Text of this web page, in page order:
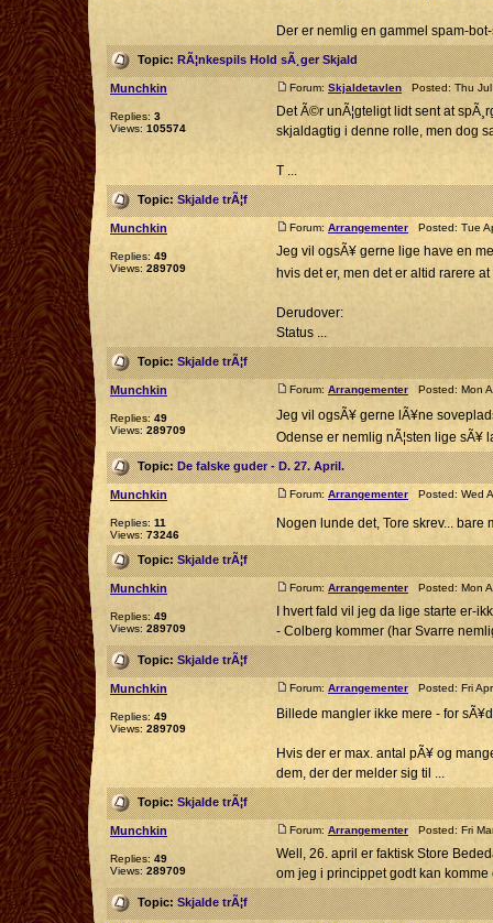
Der er nemlig en gammel spam-
Topic:RÃ¦nkespils Hold sÃ¸ger Skjald
Munchkin
Replies: 3
Views: 105574
Forum: Skjaldetavlen Posted: Thu
Det Ã©r unÃ¦gteligt lidt sent at
skjaldagtig i denne rolle, men dog
T ...
Topic:Skjalde trÃ¦f
Munchkin
Replies: 49
Views: 289709
Forum: Arrangementer Posted: Tue
Jeg vil ogsÃ¥ gerne lige have en
hvis det er, men det er altid rarere
Derudover:
Status ...
Topic:Skjalde trÃ¦f
Munchkin
Replies: 49
Views: 289709
Forum: Arrangementer Posted: Mon
Jeg vil ogsÃ¥ gerne lÃ¥ne
Odense er nemlig nÃ¦sten lige
Topic:De falske guder - D. 27. April.
Munchkin
Replies: 11
Views: 73246
Forum: Arrangementer Posted: Wed
Nogen lunde det, Tore skrev...
Topic:Skjalde trÃ¦f
Munchkin
Replies: 49
Views: 289709
Forum: Arrangementer Posted: Mon
I hvert fald vil jeg da lige starte er-
- Colberg kommer (har Svarre
Topic:Skjalde trÃ¦f
Munchkin
Replies: 49
Views: 289709
Forum: Arrangementer Posted: Fri
Billede mangler ikke mere - for
Hvis der er max. antal pÃ¥ og
dem, der der melder sig til ...
Topic:Skjalde trÃ¦f
Munchkin
Replies: 49
Views: 289709
Forum: Arrangementer Posted: Fri
Well, 26. april er faktisk Store
om jeg i princippet godt kan
Topic:Skjalde trÃ¦f